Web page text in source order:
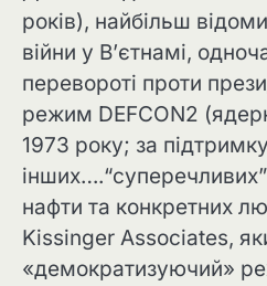
років), найбільш
війни у ​​В’єтнамі,
перевороті проти
режим DEFCON2
1973 року; за
нафти та конкретних
Kissinger Associates,
«демократизуючий»